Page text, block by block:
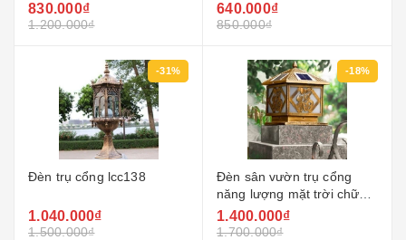
830.000₫
1.200.000₫
640.000₫
850.000₫
-31%
Đèn trụ cổng lcc138
1.040.000₫
1.500.000₫
-18%
Đèn sân vườn trụ cổng
năng lượng mặt trời chữ
phúc - lcc01
1.400.000₫
1.700.000₫